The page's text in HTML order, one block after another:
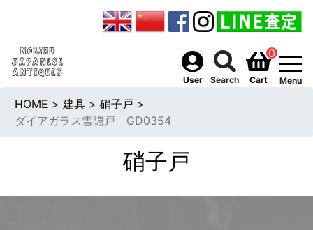
User Search
0
Cart Menu
HOME > 建具 > 硝子戸 >
ダイアガラス雪隠戸 GD0354
硝子戸